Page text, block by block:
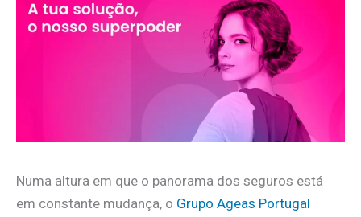
Numa altura em que o panorama dos seguros está
em constante mudança, o Grupo Ageas Portugal